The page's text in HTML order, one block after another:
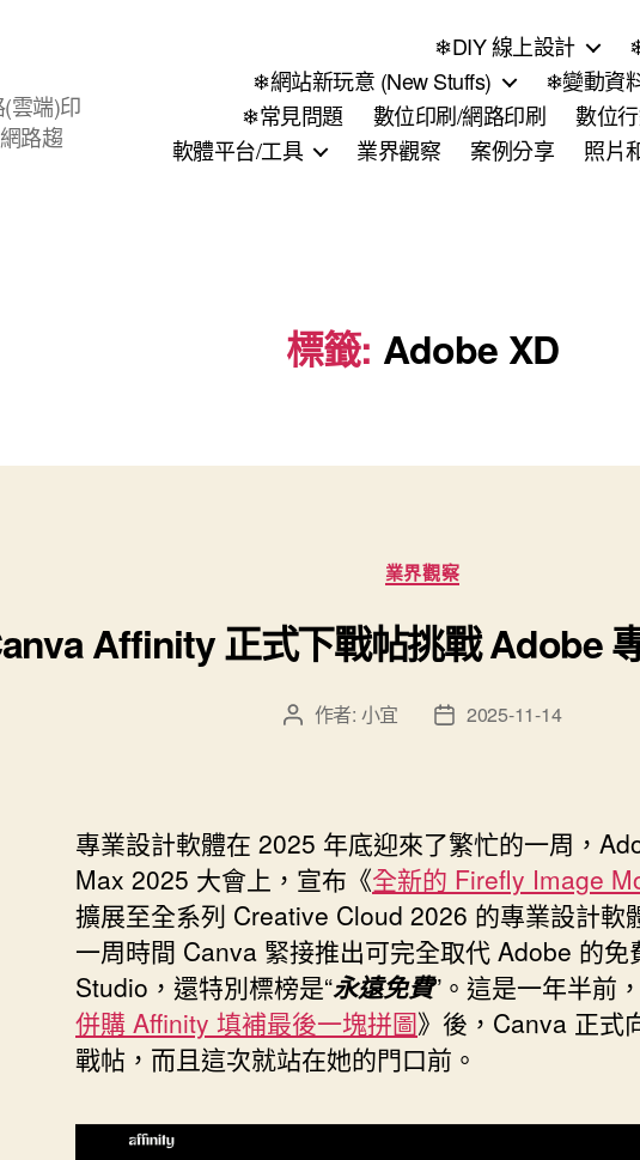
雲端)印
路趨
❄DIY 線上設計
❄網站新玩意 (New Stuffs)
❄變動資
❄常見問題
數位印刷/網路印刷 數位
軟體平台/工具
業界觀察 案例分享 照片
標籤: Adobe XD
分
類
業界觀察
Affinity 正式下戰帖挑戰 Adobe
文 作者: 小宜
文
日
期
2025-11-14
專業設計軟體在 2025 年底迎來了繁忙的一周，
Max 2025 大會上，宣布《全新的 Firefly Image
擴展至全系列 Creative Cloud 2026 的專業設計軟
一周時間 Canva 緊接推出可完全取代 Adobe 的免
Studio，還特別標榜是“永遠免費”。這是一年半前
併購 Affinity 填補最後一塊拼圖》後，Canva 正式
戰帖，而且這次就站在她的門口前。